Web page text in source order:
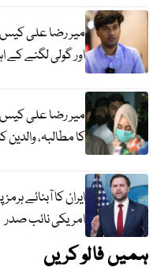
میر رضا علی
اور گولی لگنے کے
میر رضا علی کیس،
کا مطالبہ،
ایران کا آبنائے
امریکی نائب صدر
ہمیں فالو کریں